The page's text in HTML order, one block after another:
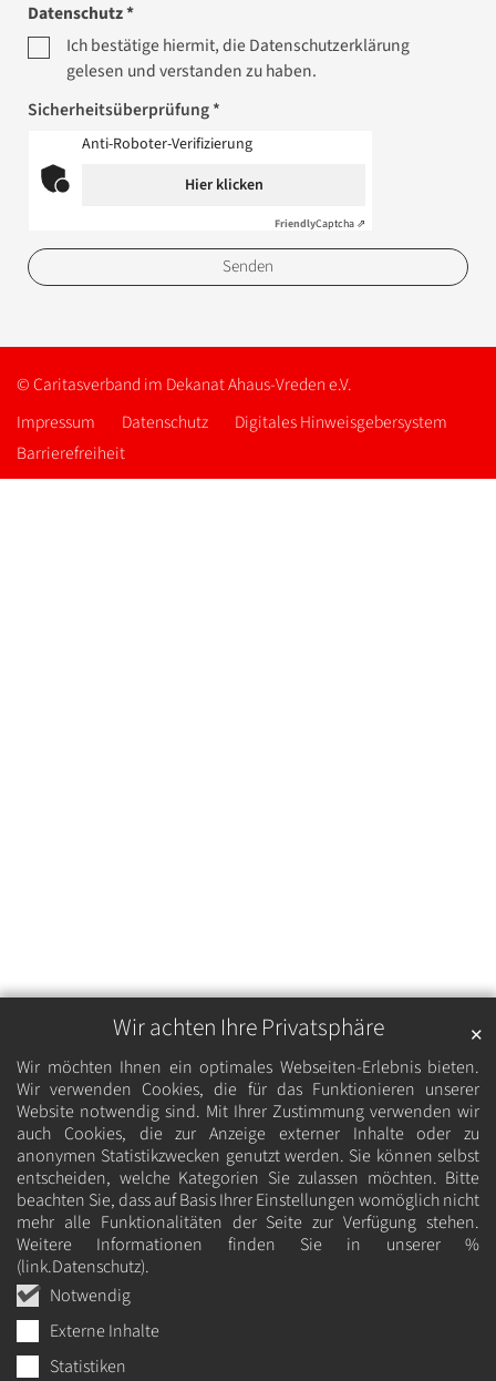
Wir achten Ihre Privatsphäre
Wir möchten Ihnen ein optimales Webseiten-Erlebnis bieten.
Wir verwenden Cookies, die für das Funktionieren unserer
Website notwendig sind. Mit Ihrer Zustimmung verwenden wir
auch Cookies, die zur Anzeige externer Inhalte oder zu
anonymen Statistikzwecken genutzt werden. Sie können selbst
entscheiden, welche Kategorien Sie zulassen möchten. Bitte
beachten Sie, dass auf Basis Ihrer Einstellungen womöglich nicht
mehr alle Funktionalitäten der Seite zur Verfügung stehen.
Weitere Informationen finden Sie in unserer %
(link.Datenschutz).
Notwendig
Externe Inhalte
Statistiken
✕
Datenschutz *
Ich bestätige hiermit, die Datenschutzerklärung
gelesen und verstanden zu haben.
Sicherheitsüberprüfung *
Anti-Roboter-Verifizierung
Hier klicken
FriendlyCaptcha ⇗
© Caritasverband im Dekanat Ahaus-Vreden e.V.
Impressum
Datenschutz
Digitales Hinweisgebersystem
Barrierefreiheit